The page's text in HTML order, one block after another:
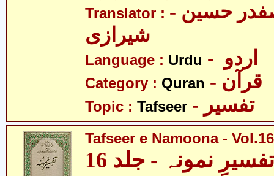
Translator : - مولانا سید صفدر حسین
شیرازی
Language : Urdu
Category : Quran - قرآن
Topic : Tafseer - تفسیر
Tafseer e Namoona - Vol.16
تفسیرِ نمونہ - جلد 16